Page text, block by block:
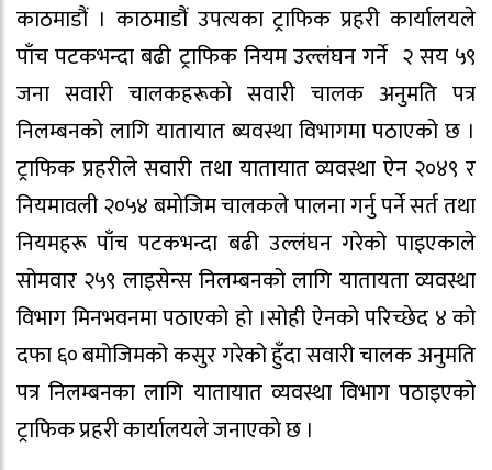
काठमाडौं । काठमाडौं उपत्यका ट्राफिक प्रहरी कार्यालयले
पाँच पटकभन्दा बढी ट्राफिक नियम उल्लंघन गर्ने २ सय ५९
जना सवारी चालकहरूको सवारी चालक अनुमति पत्र
निलम्बनको लागि यातायात ब्यवस्था विभागमा पठाएको छ ।
ट्राफिक प्रहरीले सवारी तथा यातायात व्यवस्था ऐन २०४९ र
नियमावली २०५४ बमोजिम चालकले पालना गर्नु पर्ने सर्त तथा
नियमहरू पाँच पटकभन्दा बढी उल्लंघन गरेको पाइएकाले
सोमवार २५९ लाइसेन्स निलम्बनको लागि यातायता व्यवस्था
विभाग मिनभवनमा पठाएको हो ।सोही ऐनको परिच्छेद ४ को
दफा ६० बमोजिमको कसुर गरेको हुँदा सवारी चालक अनुमति
पत्र निलम्बनका लागि यातायात व्यवस्था विभाग पठाइएको
ट्राफिक प्रहरी कार्यालयले जनाएको छ ।